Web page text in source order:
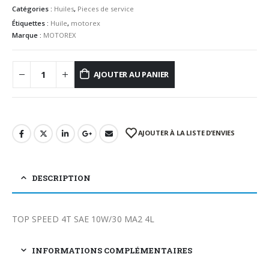
Catégories : Huiles, Pieces de service
Étiquettes : Huile, motorex
Marque : MOTOREX
AJOUTER AU PANIER
AJOUTER À LA LISTE D’ENVIES
DESCRIPTION
TOP SPEED 4T SAE 10W/30 MA2 4L
INFORMATIONS COMPLÉMENTAIRES